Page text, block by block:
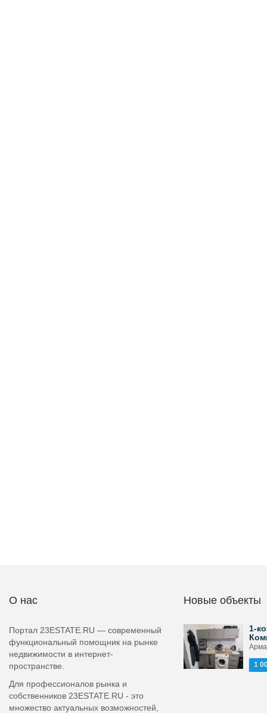
О нас
Портал 23ESTATE.RU — современный
функциональный помощник на рынке
недвижимости в интернет-
пространстве.
Для профессионалов рынка и
собственников 23ESTATE.RU - это
множество актуальных возможностей,
Новые объекты
1-
1